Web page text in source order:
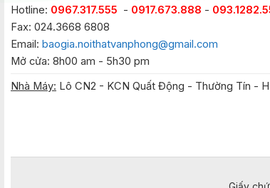
Hotline: 0967.317.555 - 0917.673.888 -
Fax: 024.3668 6808
Email: baogia.noithatvanphong@gmail.com
Mở cửa: 8h00 am - 5h30 pm
Nhà Máy: Lô CN2 - KCN Quất Động - Thường Tín -